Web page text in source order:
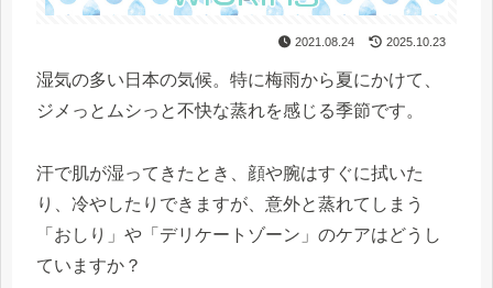
2021.08.24 2025.10.23
湿気の多い日本の気候。特に梅雨から夏にかけて、
ジメっとムシっと不快な蒸れを感じる季節です。
汗で肌が湿ってきたとき、顔や腕はすぐに拭いた
り、冷やしたりできますが、意外と蒸れてしまう
「おしり」や「デリケートゾーン」のケアはどうし
ていますか？